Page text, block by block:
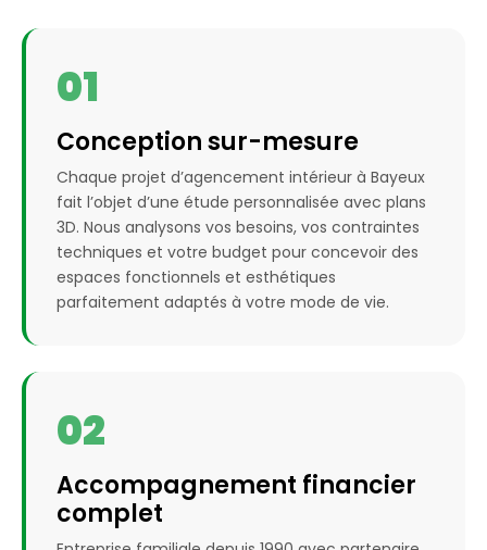
01
Conception sur-mesure
Chaque projet d’agencement intérieur à Bayeux
fait l’objet d’une étude personnalisée avec plans
3D. Nous analysons vos besoins, vos contraintes
techniques et votre budget pour concevoir des
espaces fonctionnels et esthétiques
parfaitement adaptés à votre mode de vie.
02
Accompagnement financier
complet